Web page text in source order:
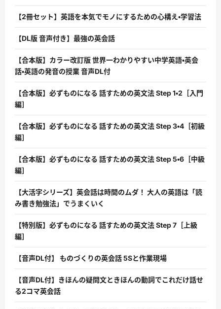
【2冊セット】英語を本気でモノにするための心構え・学習法
【DL版 音声付き】最強の英会話
【合本版】カラー改訂版 世界一わかりやすい中学英語・英会
話・英語の発音の授業 音声DL付
【合本版】必ずものになる 話すための英文法 Step 1・2［入門
編］
【合本版】必ずものになる 話すための英文法 Step 3・4［初級
編］
【合本版】必ずものになる 話すための英文法 Step 5・6［中級
編］
【大活字シリーズ】英会話は時間のムダ！ 大人の英語は「読
み書き勉強法」でうまくいく
【特別版】必ずものになる 話すための英文法 Step 7［上級
編］
【音声DL付】 ものづくりの英会話 5Sと作業現場
【音声DL付】きほんの疑問文ときほんの動詞でこれだけ話せ
る2コマ英会話